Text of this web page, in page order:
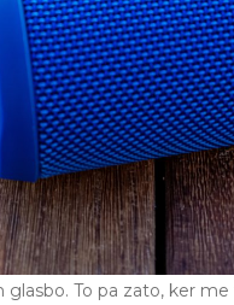
To pa zato, ker